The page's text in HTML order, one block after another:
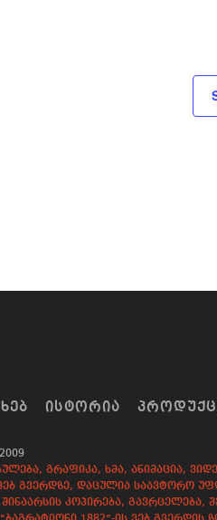
ᲘᲡᲢᲝᲠᲘᲐ
გრაფიკა, ხმა, ანიმაცია,
ვებ გვერდზე, დაცულია საავტორო
კოპირება, გავრცელება,